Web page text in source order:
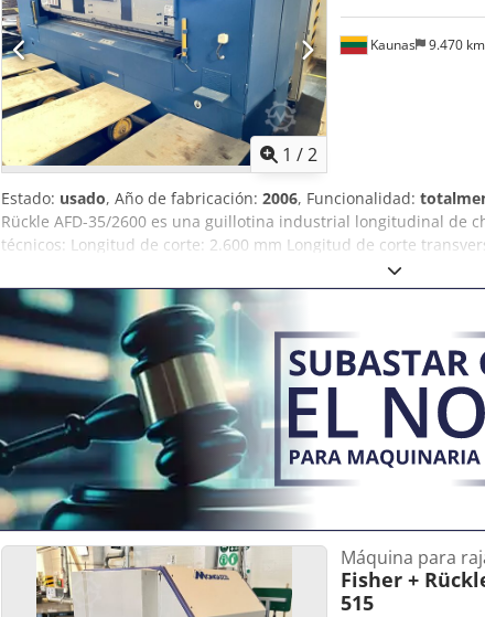
1 /2
Kaunas 9.470 km
Estado: usado, Año de fabricación: 2006, Funcionalidad:
Rückle AFD-35/2600 es una guillotina industrial longitudinal de
técnicos: Longitud de corte: 2.600 mm Longitud de corte
Anchura mínima de tira: 20 mm Doble cuchilla Tope
Agsy Tm Tkj Sjf Accionamiento de cuchillas: neumático Peso:
10 kW
Máquina para
Fisher +
515